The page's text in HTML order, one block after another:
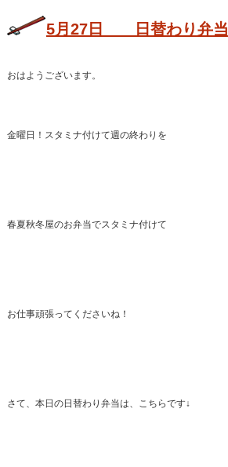
5月27日 日替わり弁当
おはようございます。
金曜日！スタミナ付けて週の終わりを
春夏秋冬屋のお弁当でスタミナ付けて
お仕事頑張ってくださいね！
さて、本日の日替わり弁当は、こちらです↓